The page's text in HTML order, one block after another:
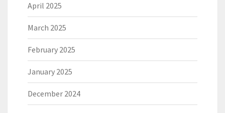
April 2025
March 2025
February 2025
January 2025
December 2024